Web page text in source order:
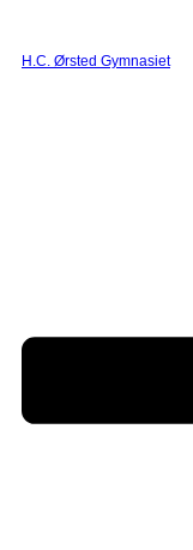
H.C. Ørsted Gymnasiet